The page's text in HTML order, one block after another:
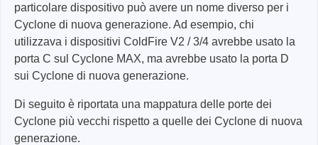
particolare dispositivo può avere un nome diverso per i
Cyclone di nuova generazione. Ad esempio, chi
utilizzava i dispositivi ColdFire V2 / 3/4 avrebbe usato la
porta C sul Cyclone MAX, ma avrebbe usato la porta D
sui Cyclone di nuova generazione.
Di seguito è riportata una mappatura delle porte dei
Cyclone più vecchi rispetto a quelle dei Cyclone di nuova
generazione.